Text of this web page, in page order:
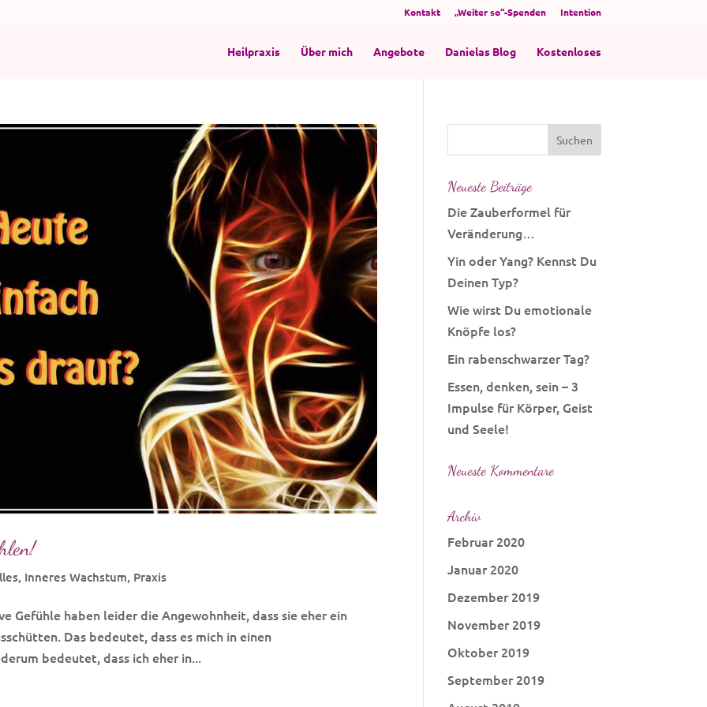
Kontakt „Weiter so“-Spenden Intention
Heilpraxis Über mich Angebote Danielas Blog Kostenloses
, Inneres Wachstum, Praxis
Gefühle haben leider die Angewohnheit, dass sie eher ein
Das bedeutet, dass es mich in einen
bedeutet, dass ich eher in...
Neueste Beiträge
Die Zauberformel für
Veränderung…
Yin oder Yang? Kennst Du
Deinen Typ?
Wie wirst Du emotionale
Knöpfe los?
Ein rabenschwarzer Tag?
Essen, denken, sein – 3
Impulse für Körper, Geist
und Seele!
Neueste Kommentare
Archiv
Februar 2020
Januar 2020
Dezember 2019
November 2019
Oktober 2019
September 2019